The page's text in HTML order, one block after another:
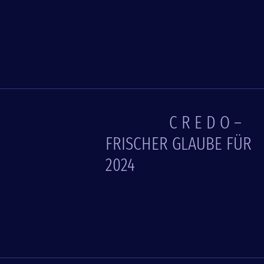
C R E D O –
FRISCHER GLAUBE FÜR
2024